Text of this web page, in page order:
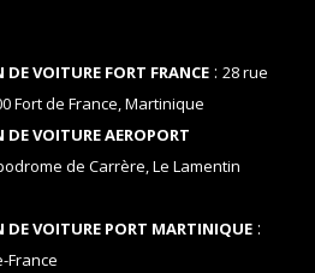
VOITURE FORT FRANCE: 28 rue
Fort de France, Martinique
VOITURE AEROPORT
de Carrère, Le Lamentin
DE VOITURE PORT MARTINIQUE:
France